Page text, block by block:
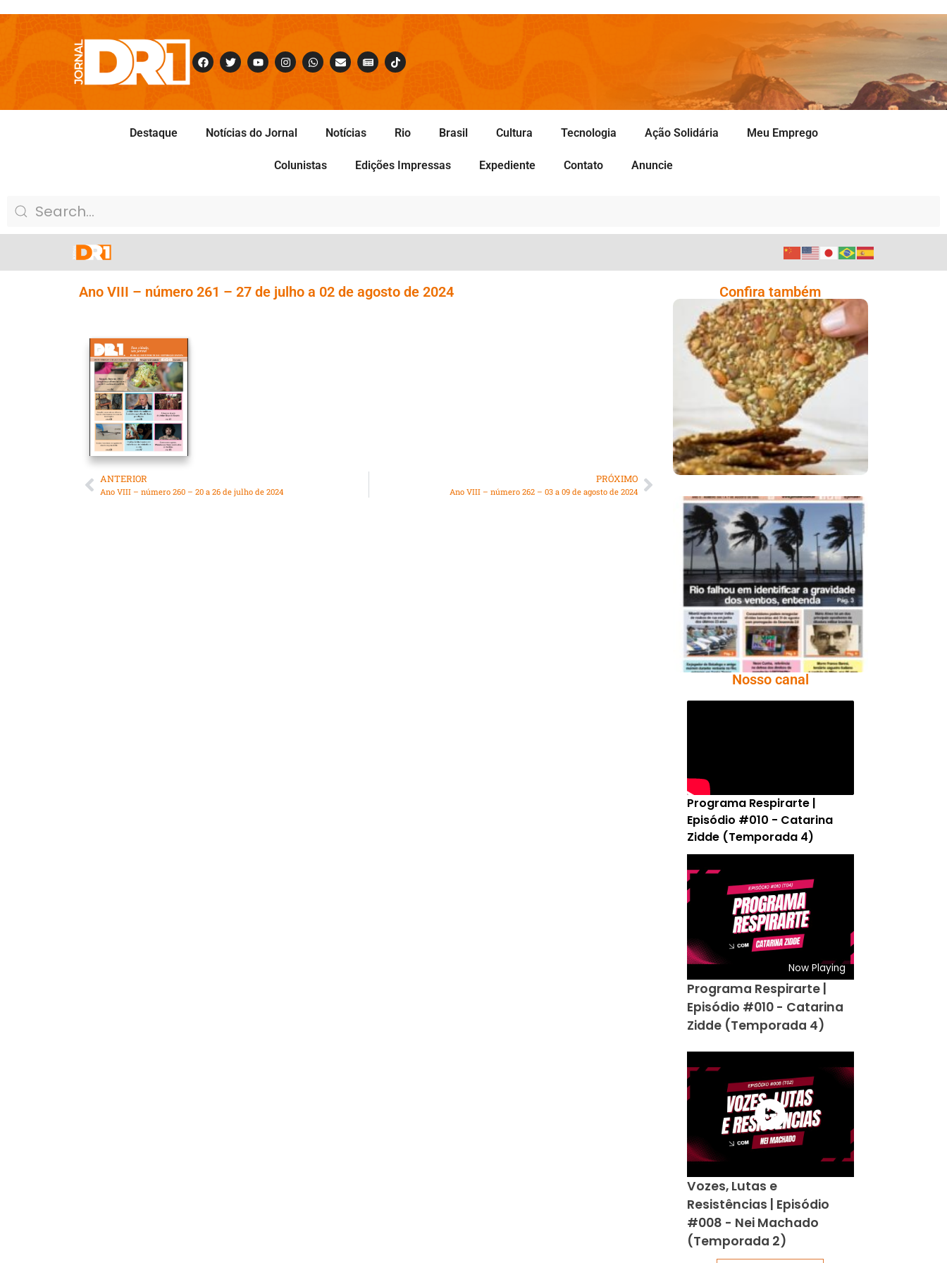
Destaque Notícias do Jornal Notícias Rio Brasil Cultura Tecnologia Ação Solidária Meu Emprego
Colunistas Edições Impressas Expediente Contato Anuncie
Ano VIII – número 261 – 27 de julho a 02 de agosto de 2024
ANTERIOR
Ano VIII – número 260 – 20 a 26 de julho de 2024
PRÓXIMO
Ano VIII – número 262 – 03 a 09 de agosto de 2024
Confira também
Comer Bem: Cracker
De Sementes
Ano X – Número 366
01 A 07 De Agosto De
2026
Nosso canal
Programa Respirarte |
Episódio #010 - Catarina
Zidde (Temporada 4)
Now Playing
Programa Respirarte |
Episódio #010 - Catarina
Zidde (Temporada 4)
Vozes, Lutas e
Resistências | Episódio
#008 - Nei Machado
(Temporada 2)